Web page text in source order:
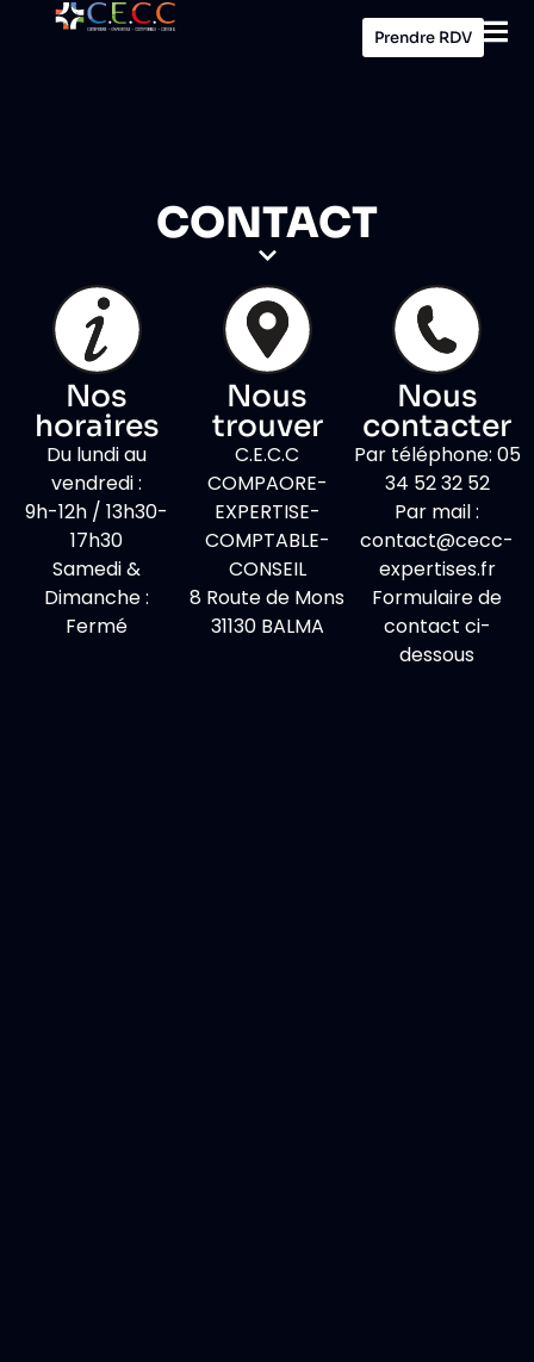
Prendre RDV
CONTACT
Nos
horaires
Du lundi au
vendredi :
9h-12h / 13h30-
17h30
Samedi &
Dimanche :
Fermé
Nous
trouver
C.E.C.C
COMPAORE-
EXPERTISE-
COMPTABLE-
CONSEIL
8 Route de Mons
31130 BALMA
Nous
contacter
Par téléphone: 05
34 52 32 52
Par mail :
contact@cecc-
expertises.fr
Formulaire de
contact ci-
dessous